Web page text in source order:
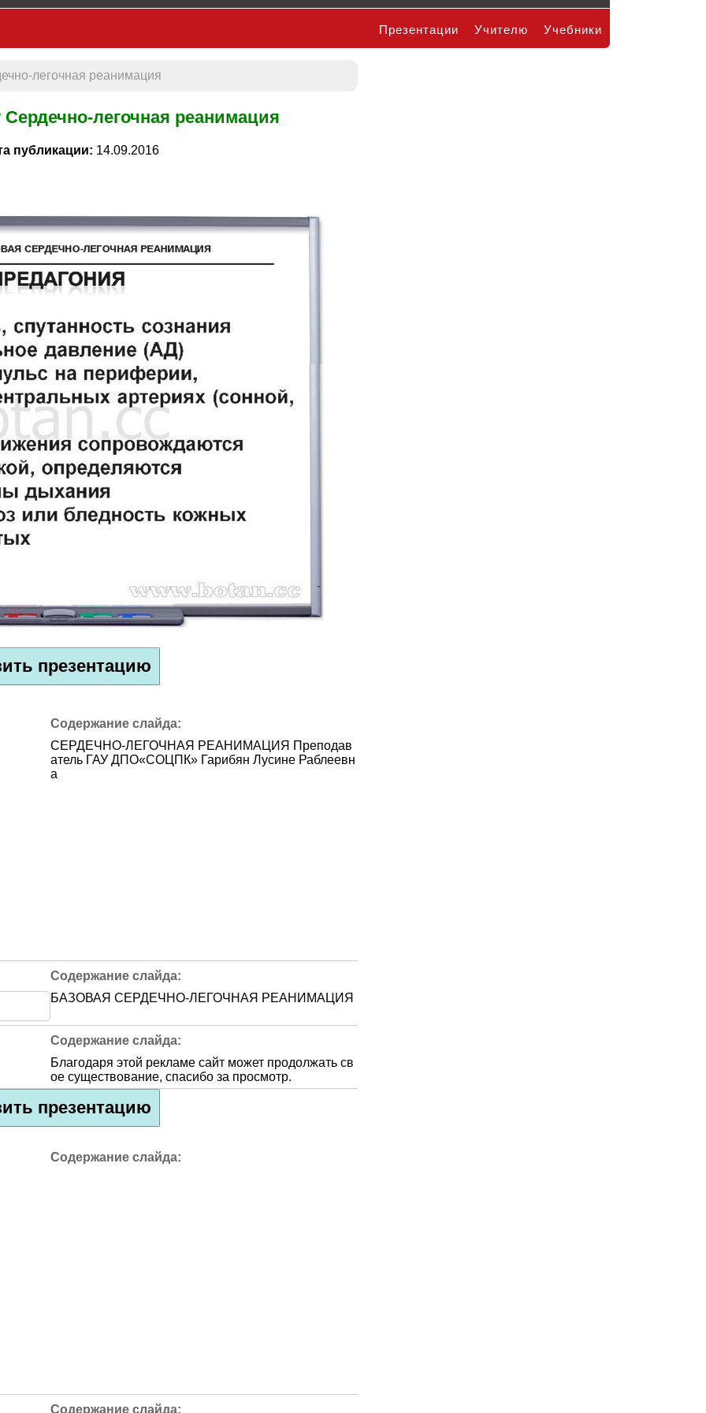
Учебники
Учителю
Презентации
легочная реанимация
легочная реанимация
публикации: 14.09.2016
презентацию
СЕРДЕЧНО-ЛЕГОЧНАЯ РЕАНИМАЦИЯ Преподав
атель ГАУ ДПО«СОЦПК» Гарибян Лусине Раблеевн
а
БАЗОВАЯ СЕРДЕЧНО-ЛЕГОЧНАЯ РЕАНИМАЦИЯ
Благодаря этой рекламе сайт может продолжать св
ое существование, спасибо за просмотр.
презентацию